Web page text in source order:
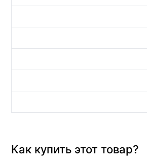
Как купить этот товар?